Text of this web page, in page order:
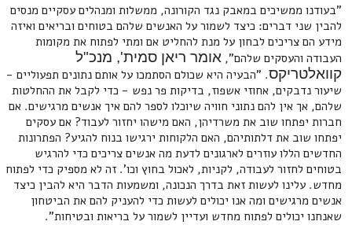
"בעודנו ממשיכים במאבק נגד הקורונה, ממשלות ומנהלים עסקיים מנסים
להבין שני דברים: כיצד לשמור על האנשים שלהם בטוחים ובריאים ואיזה
מידע הם צריכים לבחון על מנת להחליט אם ומתי לפתוח את מקומות
העבודה והעסקים שלהם",אומר ריאן סמית', מנכ"ל
קוואלטריקס. "הבעיה היא שכולם הסתמכו על אותם נתונים תפעוליים -
שיעור נדבקים, אחוזי אשפוז, בדיקות פר נפש - כדי לקבל את ההחלטות
שלהם, אך אין להם נתוני חוויה שיוכלו לספר להם איך אנשים מרגישים. אם
חברות יפתחו שוב את משרדיהן, האם מישהו יחזור לעבוד? אם עסקים
יפתחו שוב את דלתותיהם, האם הלקוחות ירגישו בנוח להגיע? הפתרונות
החדשים הללו עוזרים לארגונים לדעת מה אנשים צריכים כדי להרגיש
בטוחים לחזור לעבודה, לקניות, לאכול בחוץ וכו'. זה לא מספיק כדי לפתוח
מחדש. עלינו לעשות זאת בדרך הנכונה, ומשמעות הדבר היא להבין כיצד
אנשים מרגישים ומה אנו יכולים לעשות כדי להעניק להם את הביטחון
שאנחנו יכולים לפתוח מחדש ועדיין לשמור על בריאות ובטיחות".